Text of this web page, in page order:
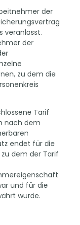
der
veranlasst.
der
zu dem die
Tarif
nach dem
endet für die
dem der Tarif
und für die
wurde.